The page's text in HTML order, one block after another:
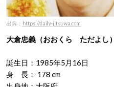
出典： https://daily-jitsuwa.com
大倉忠義（おおくら ただよし）
誕生日：1985年5月16日
身 長： 178 cm